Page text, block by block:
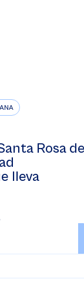
Rosa de
lleva